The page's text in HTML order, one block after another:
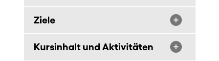
Ziele
Kursinhalt und Aktivitäten